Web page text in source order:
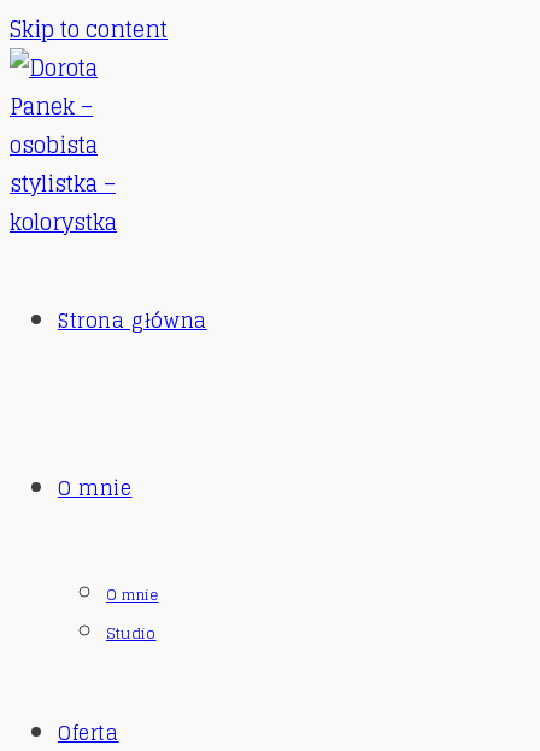
Skip to content
Strona główna
O mnie
O mnie
Studio
Oferta